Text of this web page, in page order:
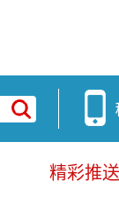
精彩推送